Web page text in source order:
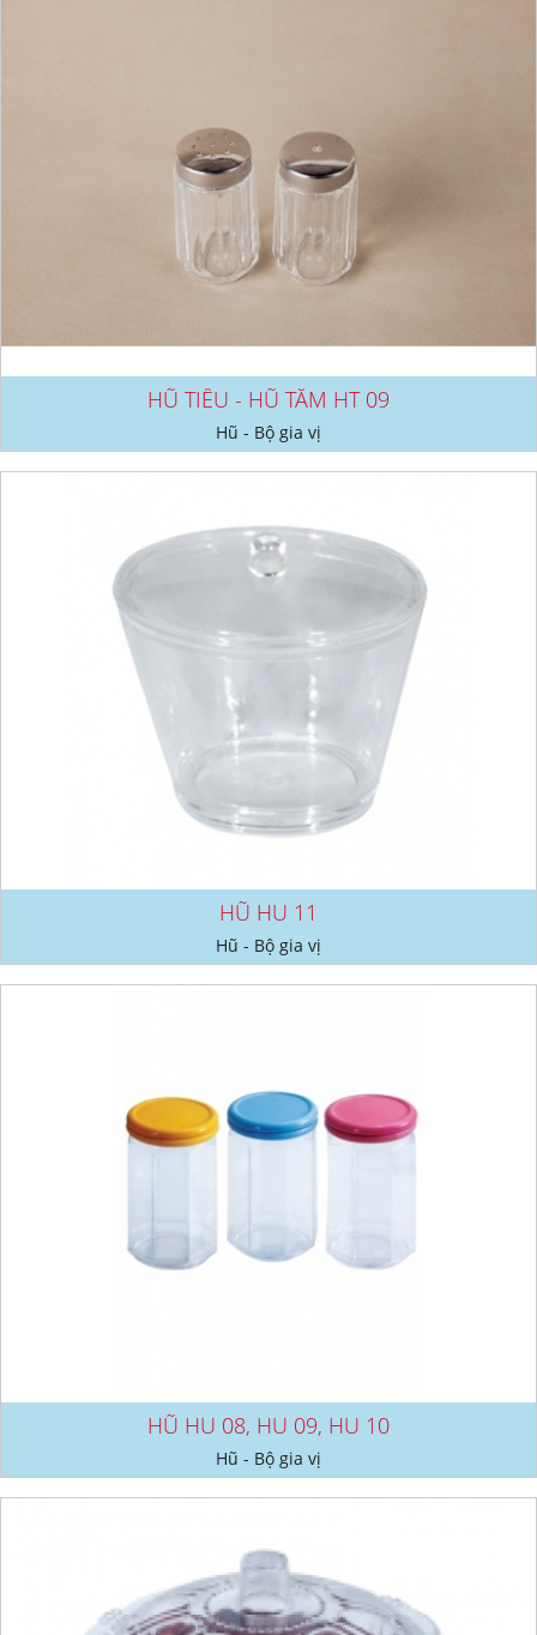
HŨ TIÊU - HŨ TĂM HT 09
Hũ - Bộ gia vị
HŨ HU 11
Hũ - Bộ gia vị
HŨ HU 08, HU 09, HU 10
Hũ - Bộ gia vị